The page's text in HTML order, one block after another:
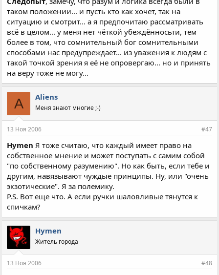
таком положении... и пусть кто как хочет, так на
ситуацию и смотрит... а я предпочитаю рассматривать
всё в целом... у меня нет чёткой убеждённосьти, тем
более в том, что сомнительный бог сомнительными
способами нас предупреждает... из уважения к людям с
такой точкой зрения я её не опровергаю... но и принять
на веру тоже не могу...
A Aliens
Меня знают многие ;-)
13 Ноя 2006 #47
Hymen Я тоже считаю, что каждый имеет право на
собственное мнение и может поступать с самим собой
"по собственному разумению". Но как быть, если тебе и
другим, навязывают чуждые принципы. Ну, или "очень
экзотические". Я за полемику.
Р.S. Вот еще что. А если ручки шаловливые тянутся к
спичкам?
Hymen
Житель города
13 Ноя 2006 #48